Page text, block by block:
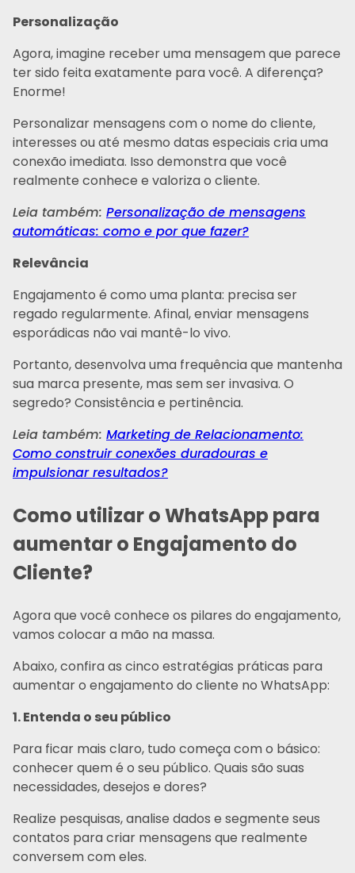
Personalização
Agora, imagine receber uma mensagem que parece
ter sido feita exatamente para você. A diferença?
Enorme!
Personalizar mensagens com o nome do cliente,
interesses ou até mesmo datas especiais cria uma
conexão imediata. Isso demonstra que você
realmente conhece e valoriza o cliente.
Leia também: Personalização de mensagens
automáticas: como e por que fazer?
Relevância
Engajamento é como uma planta: precisa ser
regado regularmente. Afinal, enviar mensagens
esporádicas não vai mantê-lo vivo.
Portanto, desenvolva uma frequência que mantenha
sua marca presente, mas sem ser invasiva. O
segredo? Consistência e pertinência.
Leia também: Marketing de Relacionamento:
Como construir conexões duradouras e
impulsionar resultados?
Como utilizar o WhatsApp para
aumentar o Engajamento do
Cliente?
Agora que você conhece os pilares do engajamento,
vamos colocar a mão na massa.
Abaixo, confira as cinco estratégias práticas para
aumentar o engajamento do cliente no WhatsApp:
1. Entenda o seu público
Para ficar mais claro, tudo começa com o básico:
conhecer quem é o seu público. Quais são suas
necessidades, desejos e dores?
Realize pesquisas, analise dados e segmente seus
contatos para criar mensagens que realmente
conversem com eles.